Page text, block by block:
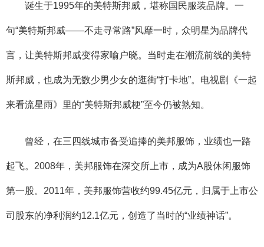
诞生于1995年的美特斯邦威，堪称国民服装品牌。一
句“美特斯邦威——不走寻常路”风靡一时，众明星为品牌代
言，让美特斯邦威变得家喻户晓。当时走在潮流前线的美特
斯邦威，也成为无数少男少女的逛街“打卡地”。电视剧《一起
来看流星雨》里的“美特斯邦威梗”至今仍被熟知。
曾经，在三四线城市备受追捧的美邦服饰，业绩也一路
起飞。2008年，美邦服饰在深交所上市，成为A股休闲服饰
第一股。2011年，美邦服饰营收约99.45亿元，归属于上市公
司股东的净利润约12.1亿元，创造了当时的“业绩神话”。